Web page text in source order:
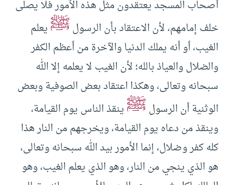
أصحاب المسجد يعتقدون مثل هذه الأمور فلا يصلى
خلف إمامهم، لأن الاعتقاد بأن الرسولﷺيعلم
الغيب، أو أنه يملك الدنيا والآخرة من أعظم الكفر
والضلال والعياذ بالله؛ لأن الغيب لا يعلمه إلا الله
سبحانه وتعالى، وهكذا اعتقاد بعض الصوفية وبعض
الوثنية أن الرسولﷺينقذ الناس يوم القيامة،
وينقذ من دعاه يوم القيامة، ويخرجهم من النار هذا
كله كفر وضلال، إنما الأمور بيد الله سبحانه وتعالى،
هو الذي ينجي من النار، وهو الذي يعلم الغيب، وهو